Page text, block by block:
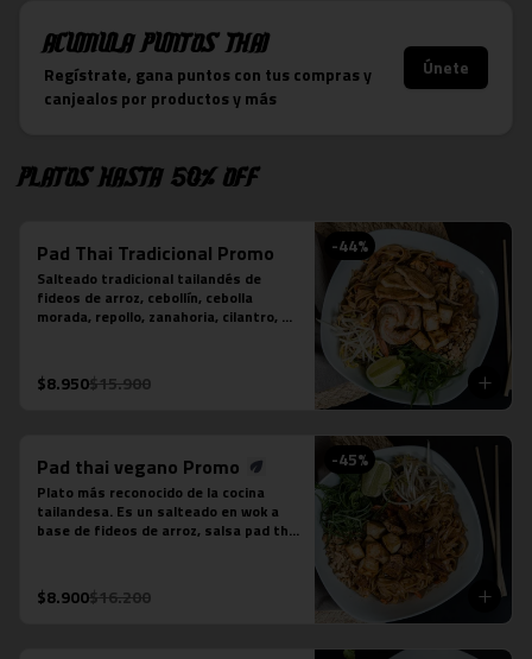
AcumulaPuntos Thai
Regístrate, gana puntos con tus compras y
canjealos por productos y más
Únete
Platos hasta 50% OFF
-44%
Pad Thai Tradicional Promo
Salteado tradicional tailandés de
fideos de arroz, cebollín, cebolla
morada, repollo, zanahoria, cilantro,
unidades), tofu y pollo.
$8.950$15.900
-45%
Pad thai vegano Promo
Plato más reconocido de la cocina
tailandesa. Es un salteado en wok a
base de fideos de arroz, salsa pad thai
de dragón, tofu y limón sutil. No
contiene salsa de pescado ni salsa de
$8.900$16.200